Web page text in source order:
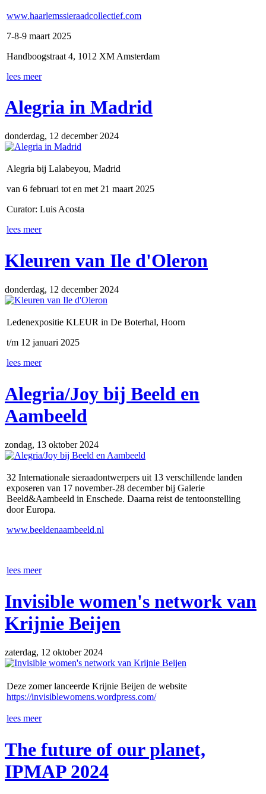
www.haarlemssieraadcollectief.com
7-8-9 maart 2025
Handboogstraat 4, 1012 XM Amsterdam
lees meer
Alegria in Madrid
donderdag, 12 december 2024
Alegria bij Lalabeyou, Madrid
van 6 februari tot en met 21 maart 2025
Curator: Luis Acosta
lees meer
Kleuren van Ile d'Oleron
donderdag, 12 december 2024
Ledenexpositie KLEUR in De Boterhal, Hoorn
t/m 12 januari 2025
lees meer
Alegria/Joy bij Beeld en
Aambeeld
zondag, 13 oktober 2024
32 Internationale sieraadontwerpers uit 13 verschillende landen
exposeren van 17 november-28 december bij Galerie
Beeld&Aambeeld in Enschede. Daarna reist de tentoonstelling
door Europa.
www.beeldenaambeeld.nl
lees meer
Invisible women's network van
Krijnie Beijen
zaterdag, 12 oktober 2024
Deze zomer lanceerde Krijnie Beijen de website
https://invisiblewomens.wordpress.com/
lees meer
The future of our planet,
IPMAP 2024